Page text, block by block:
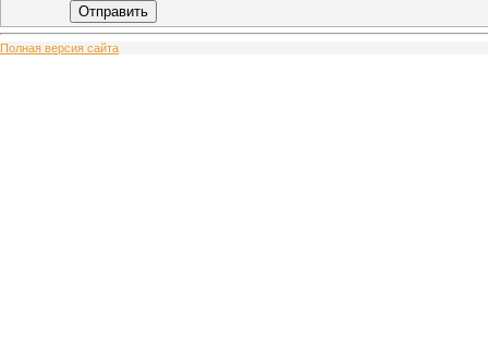
Отправить
Полная версия сайта